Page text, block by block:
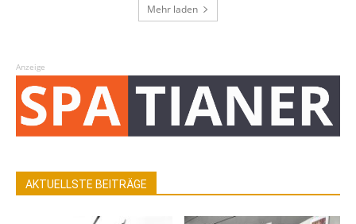
Mehr laden
Anzeige
AKTUELLSTE BEITRÄGE